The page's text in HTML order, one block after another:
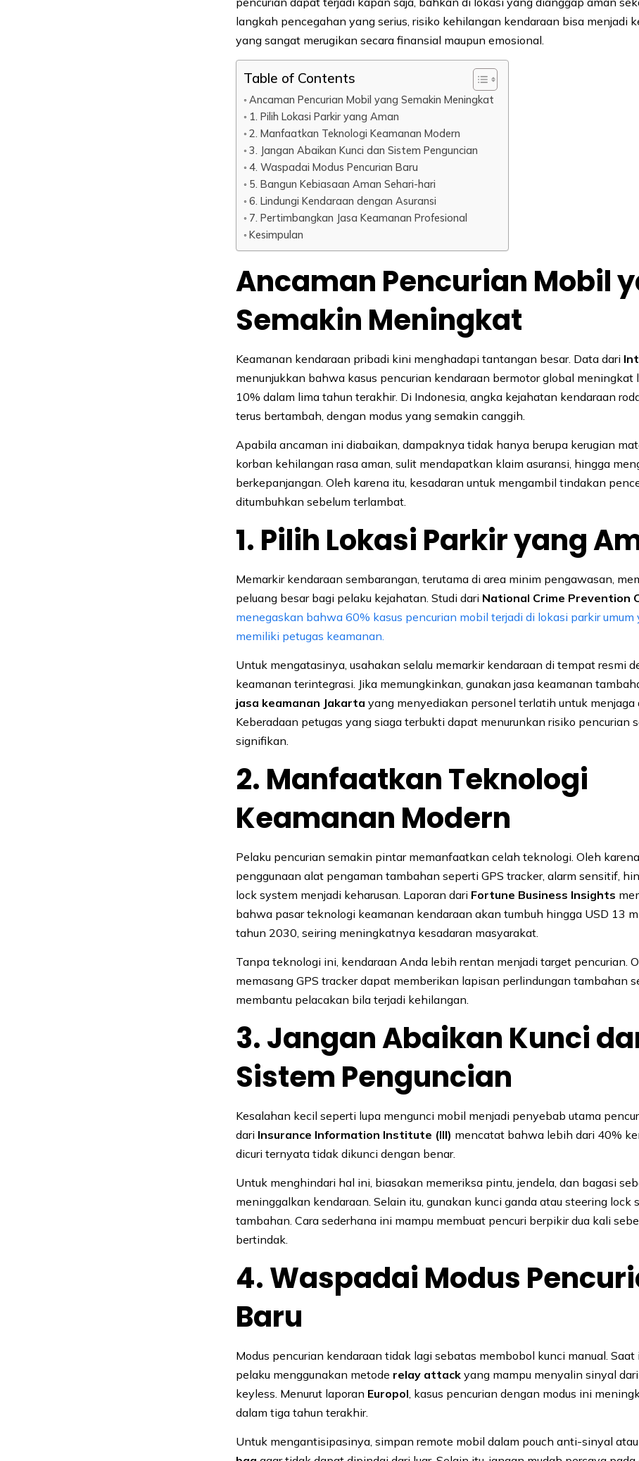
langkah pencegahan yang serius, risiko kehilangan kendaraan bisa menjadi
yang sangat merugikan secara finansial maupun emosional.
Table of Contents
Ancaman Pencurian Mobil yang Semakin Meningkat
1. Pilih Lokasi Parkir yang Aman
2. Manfaatkan Teknologi Keamanan Modern
3. Jangan Abaikan Kunci dan Sistem Penguncian
4. Waspadai Modus Pencurian Baru
5. Bangun Kebiasaan Aman Sehari-hari
6. Lindungi Kendaraan dengan Asuransi
7. Pertimbangkan Jasa Keamanan Profesional
Kesimpulan
Ancaman Pencurian Mobil
Semakin Meningkat
Keamanan kendaraan pribadi kini menghadapi tantangan besar. Data dari
menunjukkan bahwa kasus pencurian kendaraan bermotor global meningkat
10% dalam lima tahun terakhir. Di Indonesia, angka kejahatan kendaraan
terus bertambah, dengan modus yang semakin canggih.
Apabila ancaman ini diabaikan, dampaknya tidak hanya berupa kerugian
korban kehilangan rasa aman, sulit mendapatkan klaim asuransi, hingga
berkepanjangan. Oleh karena itu, kesadaran untuk mengambil tindakan
ditumbuhkan sebelum terlambat.
1. Pilih Lokasi Parkir yang
Memarkir kendaraan sembarangan, terutama di area minim pengawasan,
peluang besar bagi pelaku kejahatan. Studi dari National Crime Prevention
menegaskan bahwa 60% kasus pencurian mobil terjadi di lokasi parkir umum
memiliki petugas keamanan.
Untuk mengatasinya, usahakan selalu memarkir kendaraan di tempat resmi
keamanan terintegrasi. Jika memungkinkan, gunakan jasa keamanan
jasa keamanan Jakarta yang menyediakan personel terlatih untuk menjaga
Keberadaan petugas yang siaga terbukti dapat menurunkan risiko pencurian
signifikan.
2. Manfaatkan Teknologi
Keamanan Modern
Pelaku pencurian semakin pintar memanfaatkan celah teknologi. Oleh
penggunaan alat pengaman tambahan seperti GPS tracker, alarm sensitif,
lock system menjadi keharusan. Laporan dari Fortune Business Insights
bahwa pasar teknologi keamanan kendaraan akan tumbuh hingga USD 13
tahun 2030, seiring meningkatnya kesadaran masyarakat.
Tanpa teknologi ini, kendaraan Anda lebih rentan menjadi target pencurian.
memasang GPS tracker dapat memberikan lapisan perlindungan tambahan
membantu pelacakan bila terjadi kehilangan.
3. Jangan Abaikan Kunci
Sistem Penguncian
Kesalahan kecil seperti lupa mengunci mobil menjadi penyebab utama
dari Insurance Information Institute (III) mencatat bahwa lebih dari 40%
dicuri ternyata tidak dikunci dengan benar.
Untuk menghindari hal ini, biasakan memeriksa pintu, jendela, dan bagasi
meninggalkan kendaraan. Selain itu, gunakan kunci ganda atau steering lock
tambahan. Cara sederhana ini mampu membuat pencuri berpikir dua kali
bertindak.
4. Waspadai Modus
Baru
Modus pencurian kendaraan tidak lagi sebatas membobol kunci manual. Saat
pelaku menggunakan metode relay attack yang mampu menyalin sinyal
keyless. Menurut laporan Europol, kasus pencurian dengan modus ini
dalam tiga tahun terakhir.
Untuk mengantisipasinya, simpan remote mobil dalam pouch anti-sinyal atau